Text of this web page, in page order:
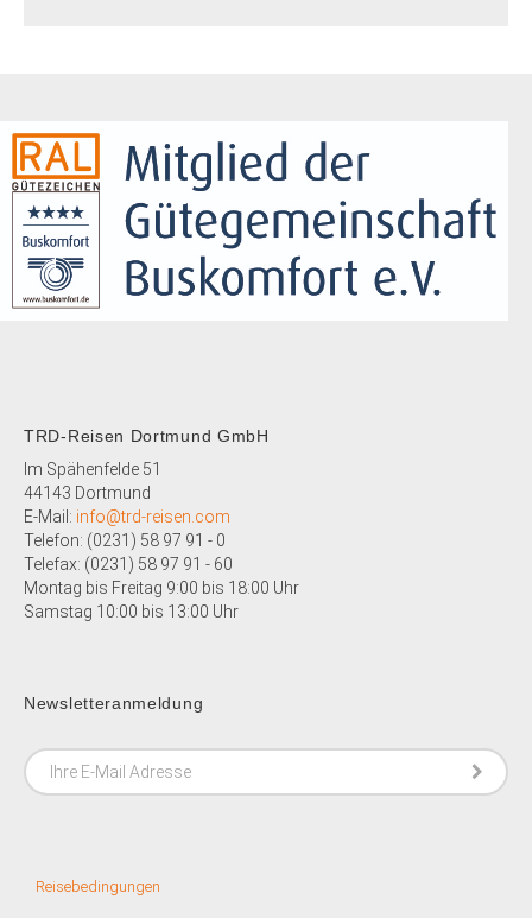
TRD-Reisen Dortmund GmbH
Im Spähenfelde 51
44143 Dortmund
E-Mail: info@trd-reisen.com
Telefon: (0231) 58 97 91 - 0
Telefax: (0231) 58 97 91 - 60
Montag bis Freitag 9:00 bis 18:00 Uhr
Samstag 10:00 bis 13:00 Uhr
Newsletteranmeldung
Reisebedingungen